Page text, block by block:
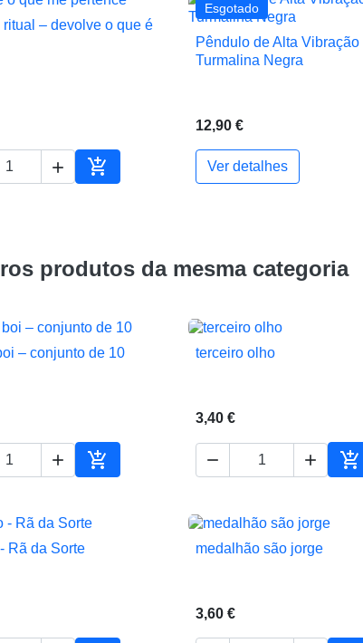
 Vista rápida
ritual – devolve o que é
 
Adicionar ao carrinho
Esgotado
 Vista rápida
Pêndulo de Alta Vibração
Turmalina Negra
12,90 €
Ver detalhes
produtos da mesma categoria
 Vista rápida
– conjunto de 10
 
Adicionar ao carrinho

terceiro olho
3,40 €
  
 Vista rápida
Rã da Sorte
 Vista rápida
medalhão são jorge
3,60 €